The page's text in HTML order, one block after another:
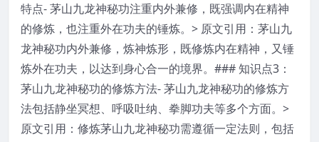
特点- 茅山九龙神秘功注重内外兼修，既强调内在精神
的修炼，也注重外在功夫的锤炼。> 原文引用：茅山九
龙神秘功内外兼修，炼神炼形，既修炼内在精神，又锤
炼外在功夫，以达到身心合一的境界。### 知识点3：
茅山九龙神秘功的修炼方法- 茅山九龙神秘功的修炼方
法包括静坐冥想、呼吸吐纳、拳脚功夫等多个方面。>
原文引用：修炼茅山九龙神秘功需遵循一定法则，包括